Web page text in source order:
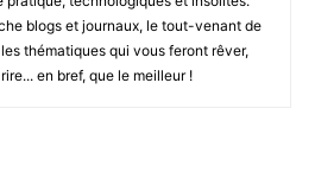
blogs et journaux, le tout-venant de
thématiques qui vous feront rêver,
en bref, que le meilleur !